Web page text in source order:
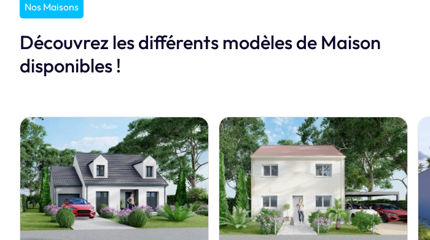
Nos Maisons
Découvrez les différents modèles de Maison
disponibles !